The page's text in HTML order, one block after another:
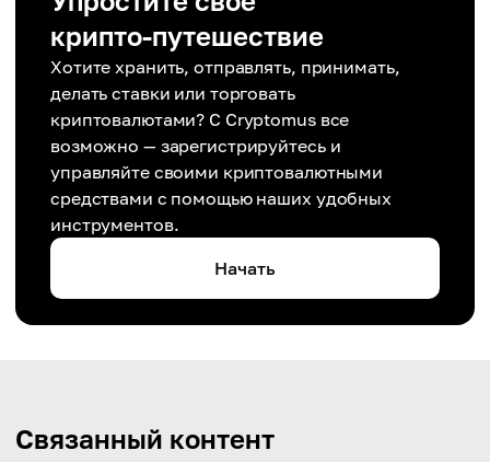
крипто-путешествие
Хотите хранить, отправлять, принимать,
делать ставки или торговать
криптовалютами? С Cryptomus все
возможно — зарегистрируйтесь и
управляйте своими криптовалютными
средствами с помощью наших удобных
инструментов.
Начать
Связанный контент